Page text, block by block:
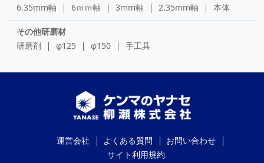
6.35mm軸
6ｍｍ軸 3mm軸 2.35mm軸 本体
その他研磨材
研磨剤
φ125 φ150 手工具
運営会社 よくある質問
お問い合わせ
サイト利用規約